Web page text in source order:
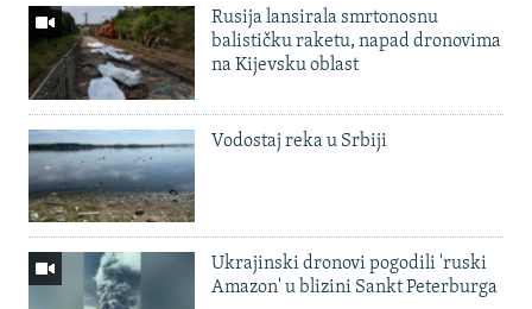
Rusija lansirala smrtonosnu
balističku raketu, napad dronovima
na Kijevsku oblast
Vodostaj reka u Srbiji
Ukrajinski dronovi pogodili 'ruski
Amazon' u blizini Sankt Peterburga